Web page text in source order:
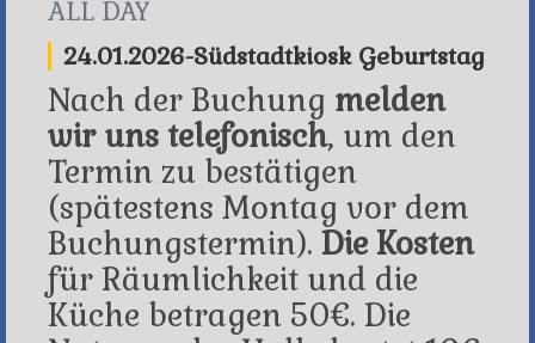
ALL DAY
24.01.2026-Südstadtkiosk Geburtstag
Nach der Buchung melden
wir uns telefonisch, um den
Termin zu bestätigen
(spätestens Montag vor dem
Buchungstermin). Die Kosten
für Räumlichkeit und die
Küche betragen 50€. Die